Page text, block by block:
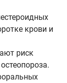
крови и
риск